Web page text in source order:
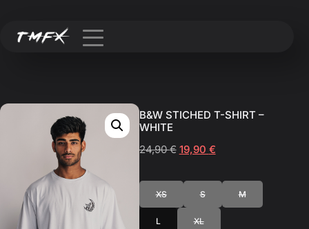
B&W STICHED T-SHIRT –
WHITE
24,90€ 19,90 €
XS S M
L XL